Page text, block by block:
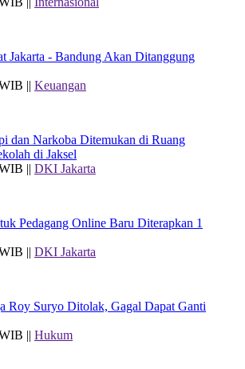
Jakarta - Bandung Akan Ditanggung
|| Keuangan
dan Narkoba Ditemukan di Ruang
di Jaksel
|| DKI Jakarta
Pedagang Online Baru Diterapkan 1
|| DKI Jakarta
Roy Suryo Ditolak, Gagal Dapat Ganti
|| Hukum